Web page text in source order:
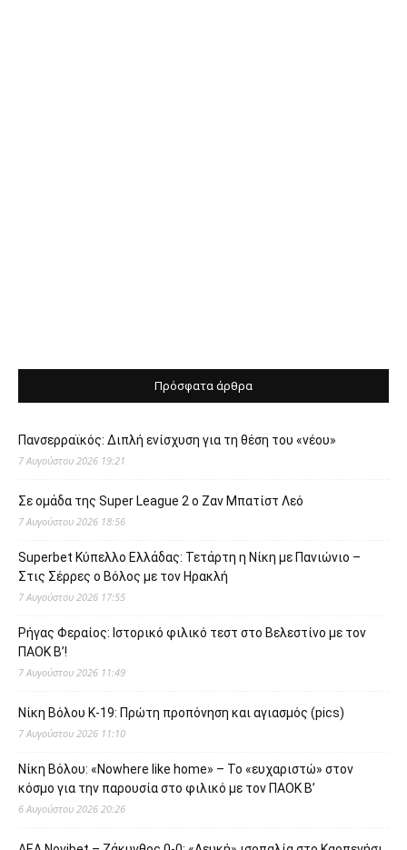
Πρόσφατα άρθρα
Πανσερραϊκός: Διπλή ενίσχυση για τη θέση του «νέου»
7 Αυγούστου 2026 19:21
Σε ομάδα της Super League 2 o Ζαν Μπατίστ Λεό
7 Αυγούστου 2026 18:56
Superbet Κύπελλο Ελλάδας: Τετάρτη η Νίκη με Πανιώνιο –
Στις Σέρρες ο Βόλος με τον Ηρακλή
7 Αυγούστου 2026 17:55
Ρήγας Φεραίος: Ιστορικό φιλικό τεστ στο Βελεστίνο με τον
ΠΑΟΚ Β’!
7 Αυγούστου 2026 11:49
Νίκη Βόλου Κ-19: Πρώτη προπόνηση και αγιασμός (pics)
7 Αυγούστου 2026 11:10
Νίκη Βόλου: «Nowhere like home» – Το «ευχαριστώ» στον
κόσμο για την παρουσία στο φιλικό με τον ΠΑΟΚ Β’
6 Αυγούστου 2026 20:26